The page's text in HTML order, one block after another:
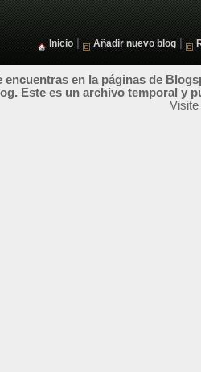
Inicio Añadir nuevo blog
encuentras en la páginas de
Este es un archivo temporal y